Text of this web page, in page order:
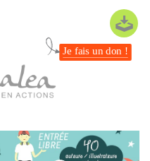
Je fais un don !